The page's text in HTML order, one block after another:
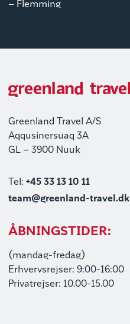
– Flemming
Greenland Travel A/S
Aqqusinersuaq 3A
GL – 3900 Nuuk
Tel: +45 33 13 10 11
team@greenland-travel.dk
ÅBNINGSTIDER:
(mandag-fredag)
Erhvervsrejser: 9:00-16:00
Privatrejser: 10.00-15.00